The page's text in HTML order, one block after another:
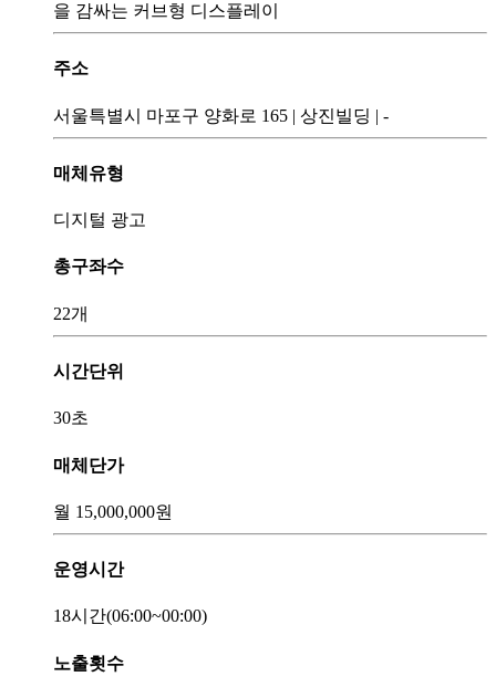
을 감싸는 커브형 디스플레이
주소
서울특별시 마포구 양화로 165 | 상진빌딩 | -
매체유형
디지털 광고
총구좌수
22개
시간단위
30초
매체단가
월 15,000,000원
운영시간
18시간(06:00~00:00)
노출횟수